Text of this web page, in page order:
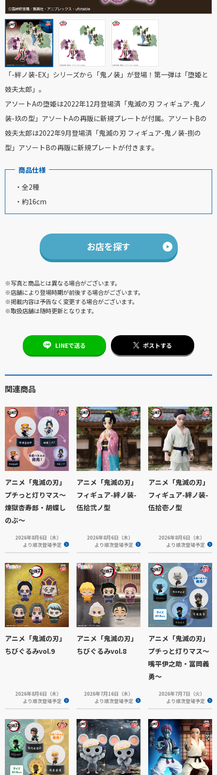
「-絆ノ装-EX」シリーズから「鬼ノ装」が登場！第一弾は「堕姫と
妓夫太郎」。
アソートAの堕姫は2022年12月登場済「鬼滅の刃 フィギュア-鬼ノ
装-玖の型」アソートAの再販に新規プレートが付属。アソートBの
妓夫太郎は2022年9月登場済「鬼滅の刃 フィギュア-鬼ノ装-捌の
型」アソートBの再販に新規プレートが付きます。
商品仕様
・全2種
・約16cm
お店を探す
※写真と商品とは異なる場合がございます。
※店舗により登場時期が前後する場合がございます。
※掲載内容は予告なく変更する場合がございます。
※取扱店舗は随時更新となります。
LINEで送る ポストする
関連商品
アニメ「鬼滅の刃」
プチっと灯りマス～
煉獄杏寿郎・胡蝶し
のぶ～
2026年8月6日（木）
より順次登場予定
アニメ「鬼滅の刃」
フィギュア-絆ノ装-
伍拾弐ノ型
2026年8月6日（木）
より順次登場予定
アニメ「鬼滅の刃」
フィギュア-絆ノ装-
伍拾壱ノ型
2026年8月6日（木）
より順次登場予定
アニメ「鬼滅の刃」
ちびぐるみvol.9
2026年8月6日（木）
より順次登場予定
アニメ「鬼滅の刃」
ちびぐるみvol.8
2026年7月16日（木）
より順次登場予定
アニメ「鬼滅の刃」
プチっと灯りマス～
嘴平伊之助・冨岡義
勇～
2026年7月7日（火）
より順次登場予定